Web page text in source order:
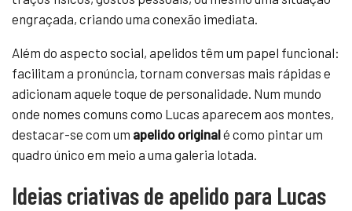
engraçada, criando uma conexão imediata.
Além do aspecto social, apelidos têm um papel funcional:
facilitam a pronúncia, tornam conversas mais rápidas e
adicionam aquele toque de personalidade. Num mundo
onde nomes comuns como Lucas aparecem aos montes,
destacar-se com um apelido originalé como pintar um
quadro único em meio a uma galeria lotada.
Ideias criativas de apelido para Lucas